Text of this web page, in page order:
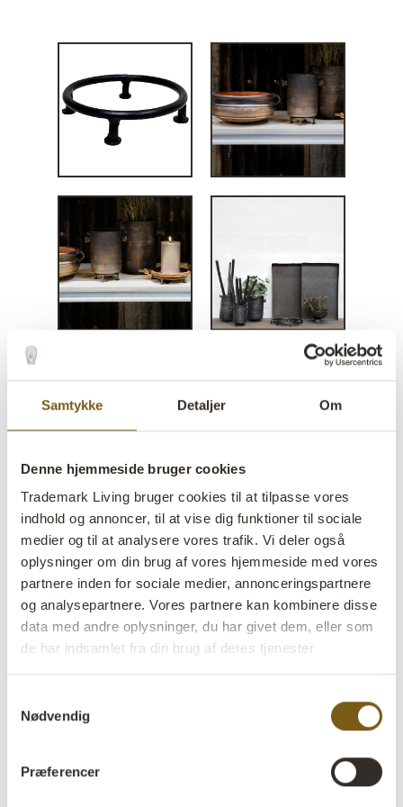
Samtykke Detaljer Om
Denne hjemmeside bruger cookies
Trademark Living bruger cookies til at tilpasse vores
indhold og annoncer, til at vise dig funktioner til sociale
medier og til at analysere vores trafik. Vi deler også
oplysninger om din brug af vores hjemmeside med vores
partnere inden for sociale medier, annonceringspartnere
og analysepartnere. Vores partnere kan kombinere disse
data med andre oplysninger, du har givet dem, eller som
de har indsamlet fra din brug af deres tjenester
Nødvendig
Præferencer
Jernring med fødder - Ø15
lens På lager
Varenr: D16536
Colli: 10 Stk
Farve: Jern
VIGTIGT hvert produkt er unik i farve og finish
Størrelse: H:4 cm W:15 cm D:15 cm
Mere info +
Produktbeskrivelse